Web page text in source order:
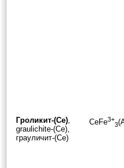
Гроликит-(Ce),
graulichite-(Ce),
грауличит-(Ce)
CeFe3+
3